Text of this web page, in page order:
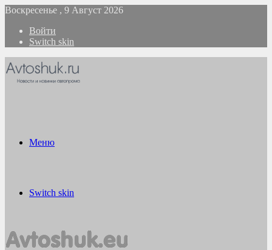
Воскресенье , 9 Август 2026
Войти
Switch skin
Меню
Switch skin